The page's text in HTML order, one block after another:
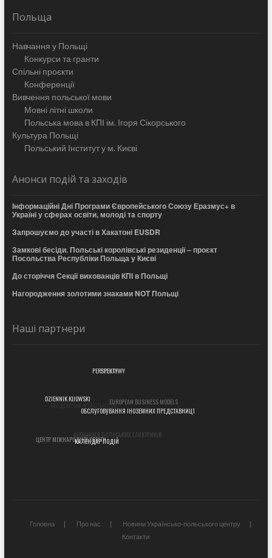
Польща
Навчання у Польщі
Конкурси та гранти
Спільні проєкти
Конференції
Вивчення польської мови
Мовні літні школи
Польська мова в КПІ ім. Ігоря Сікорського
Культура Польщі
Польський Інститут у м. Києві
Анонси подій та заходів
Інформаційні Дні Програми Європейського Союзу Еразмус+ в
Україні у сферах освіти, молоді та спорту
Запрошуємо до участі в Хакатоні EUSDR
Замкові бесіди. Польські королівські резиденції – проєкт
Посольства Республіки Польща у Києві
До сторіччя Секції вихованців КПІ в Польщі
Нагородження золотими знаками NOT Польщі
Наші партнери
POLUKR
АКАДЕМІЧНА МОБІЛЬНІСТЬ
ЦЕНТР МІЖНАРОДНОЇ ОСВІТИ
КАЛЕНДАР ПОДІЙ
ОБСЛУГОВУВАННЯ ІНОЗЕМНИХ ПРЕДСТАВНИЦТВ
EUROPEAN BUSINESS MODELS
Головна Про нас
Новини Українсько-польського центру
Контакти